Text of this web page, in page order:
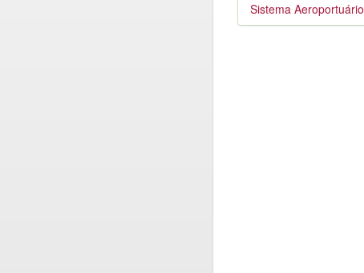
Sistema Aeroportuário